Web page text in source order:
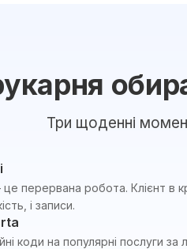
Три щоденні
перервана робота. Клієнт в
і записи.
коди на популярні послуги